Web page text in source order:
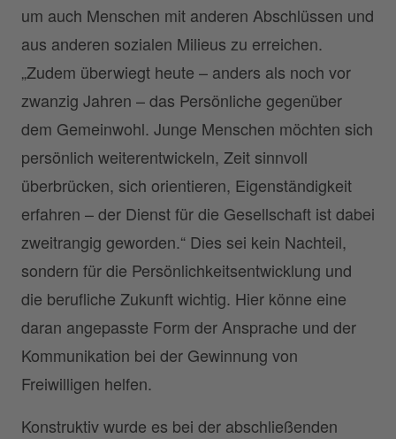
um auch Menschen mit anderen Abschlüssen und
aus anderen sozialen Milieus zu erreichen.
„Zudem überwiegt heute – anders als noch vor
zwanzig Jahren – das Persönliche gegenüber
dem Gemeinwohl. Junge Menschen möchten sich
persönlich weiterentwickeln, Zeit sinnvoll
überbrücken, sich orientieren, Eigenständigkeit
erfahren – der Dienst für die Gesellschaft ist dabei
zweitrangig geworden.“ Dies sei kein Nachteil,
sondern für die Persönlichkeitsentwicklung und
die berufliche Zukunft wichtig. Hier könne eine
daran angepasste Form der Ansprache und der
Kommunikation bei der Gewinnung von
Freiwilligen helfen.
Konstruktiv wurde es bei der abschließenden